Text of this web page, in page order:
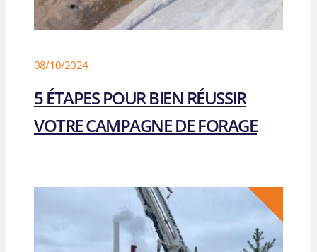
08/10/2024
5 ÉTAPES POUR BIEN RÉUSSIR
VOTRE CAMPAGNE DE FORAGE